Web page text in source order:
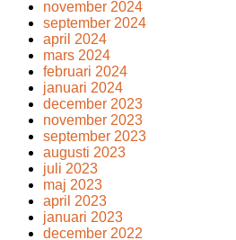
november 2024
september 2024
april 2024
mars 2024
februari 2024
januari 2024
december 2023
november 2023
september 2023
augusti 2023
juli 2023
maj 2023
april 2023
januari 2023
december 2022